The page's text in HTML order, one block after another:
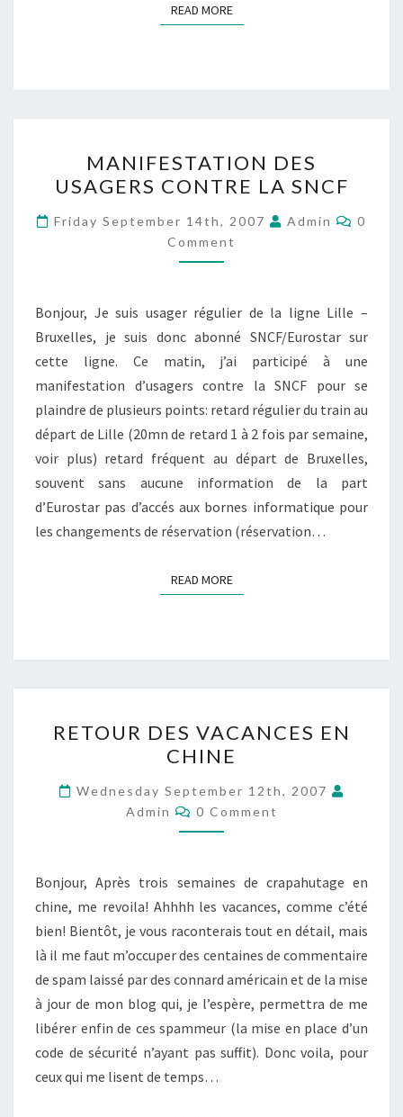
READ MOREREAD MORE
DES
USAGERS
CONTRE
LA
SNCF
MANIFESTATION DES
USAGERS CONTRE LA SNCF
Friday September 14th, 2007 Admin
0
Comment
Bonjour, Je suis usager régulier de la ligne Lille –
Bruxelles, je suis donc abonné SNCF/Eurostar sur
cette ligne. Ce matin, j’ai participé à une
manifestation d’usagers contre la SNCF pour se
plaindre de plusieurs points: retard régulier du train au
départ de Lille (20mn de retard 1 à 2 fois par semaine,
voir plus) retard fréquent au départ de Bruxelles,
souvent sans aucune information de la part
d’Eurostar pas d’accés aux bornes informatique pour
les changements de réservation (réservation…
READ MOREREAD MORE
DES
VACANCES
EN
CHINE
RETOUR DES VACANCES EN
CHINE
Wednesday September 12th, 2007
Admin
Comments
0 Comment
Bonjour, Après trois semaines de crapahutage en
chine, me revoila! Ahhhh les vacances, comme c’été
bien! Bientôt, je vous raconterais tout en détail, mais
là il me faut m’occuper des centaines de commentaire
de spam laissé par des connard américain et de la mise
à jour de mon blog qui, je l’espère, permettra de me
libérer enfin de ces spammeur (la mise en place d’un
code de sécurité n’ayant pas suffit). Donc voila, pour
ceux qui me lisent de temps…